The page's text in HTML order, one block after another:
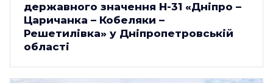
державного значення Н-31 «Дніпро –
Царичанка – Кобеляки –
Решетилівка» у Дніпропетровській
області